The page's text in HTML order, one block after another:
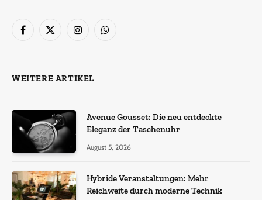
Facebook
X
InstagramWhatsApp
WEITERE ARTIKEL
Avenue Gousset: Die neu entdeckte
Eleganz der Taschenuhr
August 5, 2026
Hybride Veranstaltungen: Mehr
Reichweite durch moderne Technik